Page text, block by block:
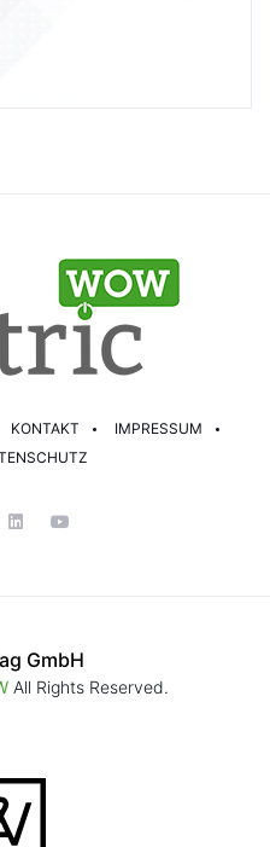
KONTAKT
IMPRESSUM
GmbH
All Rights Reserved.